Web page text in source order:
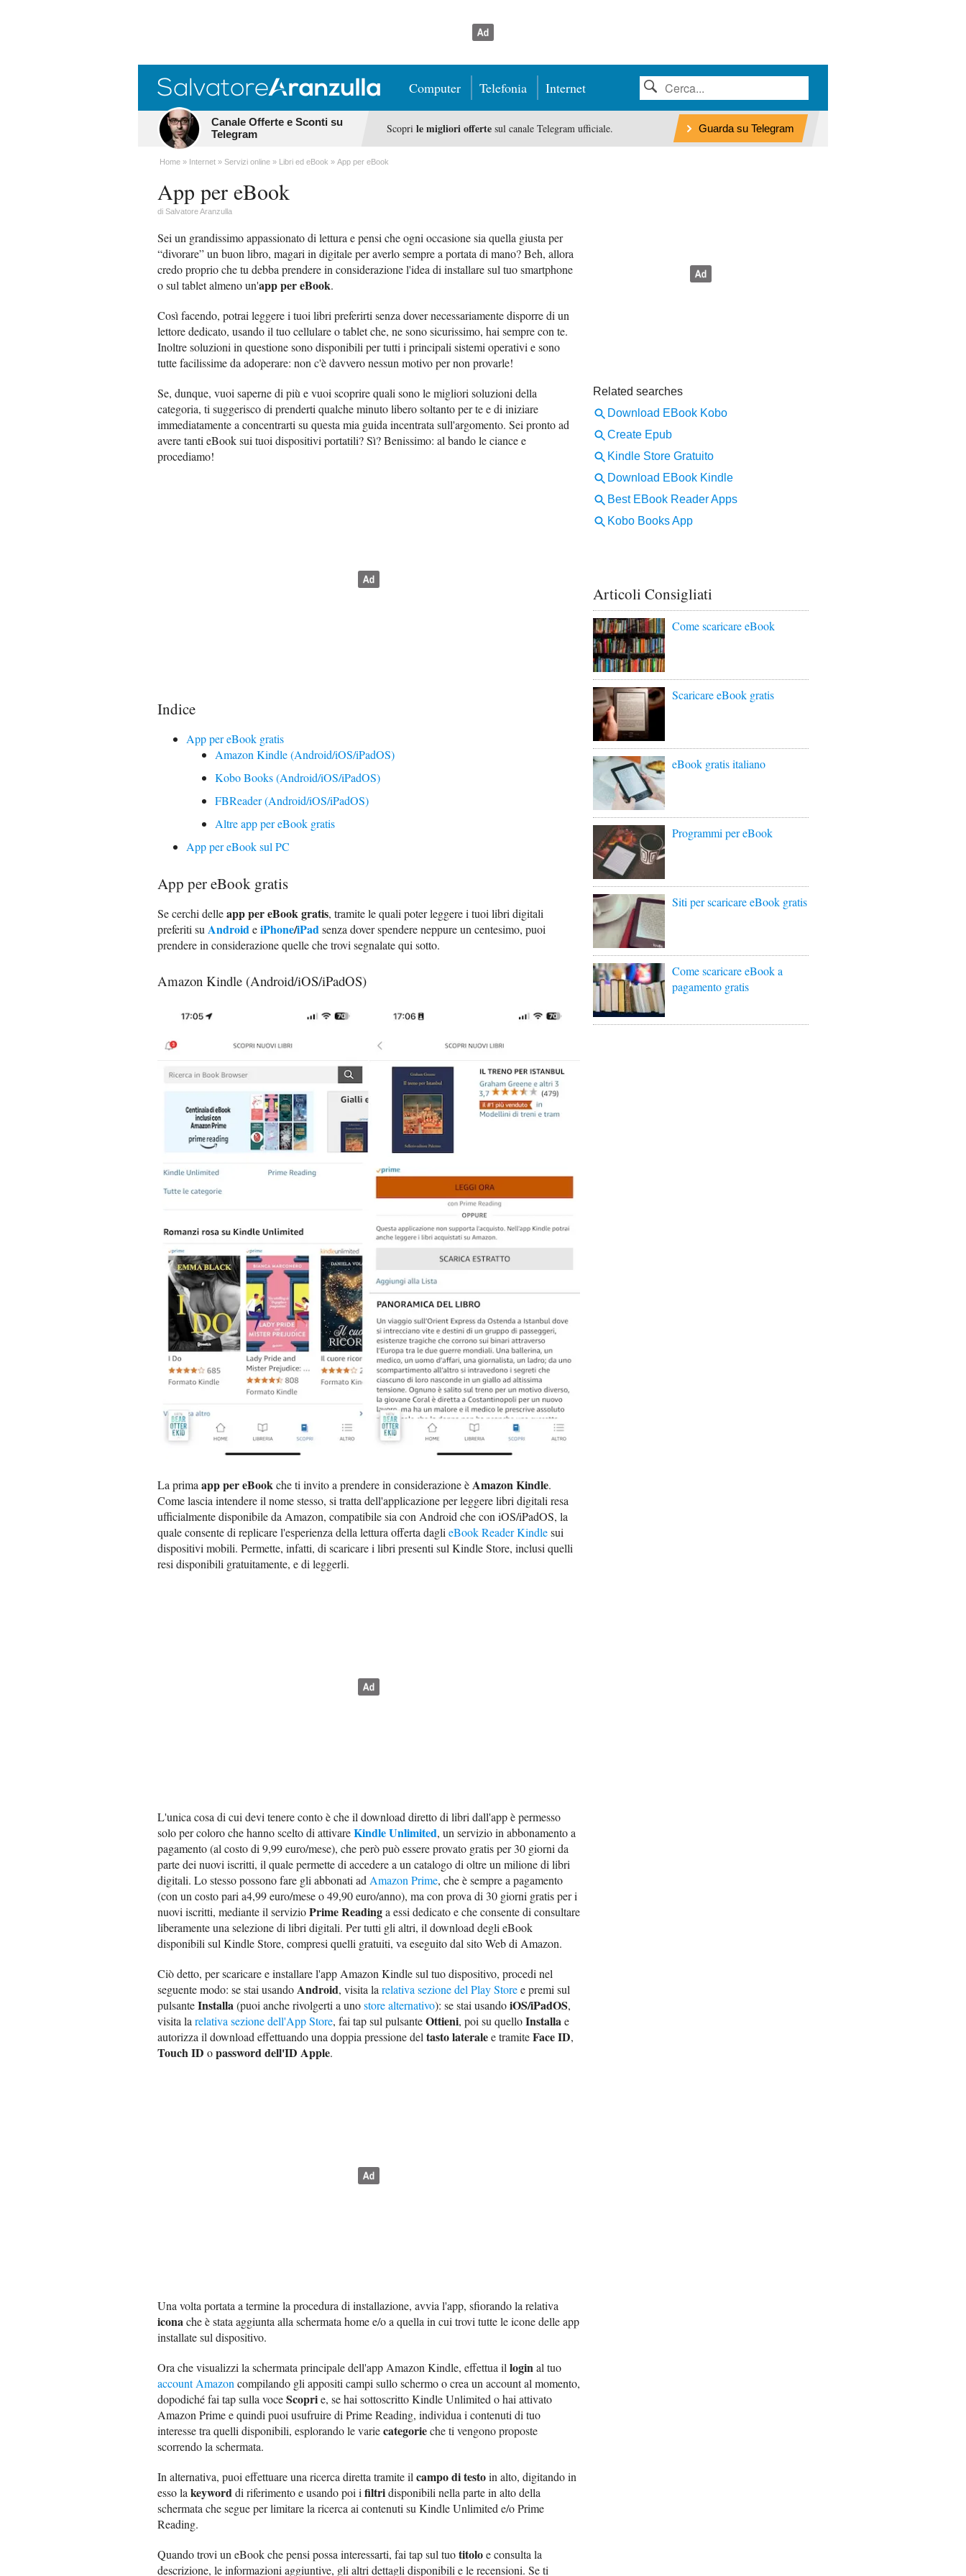
Computer Telefonia Internet
Canale Offerte e Sconti su
Telegram
Scopri le migliori offertesul canale Telegram ufficiale. Guarda su Telegram
Home Internet Servizi online Libri ed eBook App per eBook
App per eBook
di Salvatore Aranzulla
Sei un grandissimo appassionato di lettura e pensi che ogni occasione sia quella giusta per
“divorare” un buon libro, magari in digitale per averlo sempre a portata di mano? Beh, allora
credo proprio che tu debba prendere in considerazione l'idea di installare sul tuo smartphone
o sul tablet almeno un'app per eBook.
Così facendo, potrai leggere i tuoi libri preferirti senza dover necessariamente disporre di un
lettore dedicato, usando il tuo cellulare o tablet che, ne sono sicurissimo, hai sempre con te.
Inoltre soluzioni in questione sono disponibili per tutti i principali sistemi operativi e sono
tutte facilissime da adoperare: non c'è davvero nessun motivo per non provarle!
Se, dunque, vuoi saperne di più e vuoi scoprire quali sono le migliori soluzioni della
categoria, ti suggerisco di prenderti qualche minuto libero soltanto per te e di iniziare
immediatamente a concentrarti su questa mia guida incentrata sull'argomento. Sei pronto ad
avere tanti eBook sui tuoi dispositivi portatili? Sì? Benissimo: al bando le ciance e
procediamo!
Indice
App per eBook gratis
Amazon Kindle (Android/iOS/iPadOS)
Kobo Books (Android/iOS/iPadOS)
FBReader (Android/iOS/iPadOS)
Altre app per eBook gratis
App per eBook sul PC
App per eBook gratis
Se cerchi delleapp per eBook gratis, tramite le quali poter leggere i tuoi libri digitali
preferiti su AndroideiPhone/iPadsenza dover spendere neppure un centesimo, puoi
prendere in considerazione quelle che trovi segnalate qui sotto.
Amazon Kindle (Android/iOS/iPadOS)
La prima app per eBookche ti invito a prendere in considerazione èAmazon Kindle.
Come lascia intendere il nome stesso, si tratta dell'applicazione per leggere libri digitali resa
ufficialmente disponibile da Amazon, compatibile sia con Android che con iOS/iPadOS, la
quale consente di replicare l'esperienza della lettura offerta dagli eBook Reader Kindlesui
dispositivi mobili. Permette, infatti, di scaricare i libri presenti sul Kindle Store, inclusi quelli
resi disponibili gratuitamente, e di leggerli.
L'unica cosa di cui devi tenere conto è che il download diretto di libri dall'app è permesso
solo per coloro che hanno scelto di attivareKindle Unlimited, un servizio in abbonamento a
pagamento (al costo di 9,99 euro/mese), che però può essere provato gratis per 30 giorni da
parte dei nuovi iscritti, il quale permette di accedere a un catalogo di oltre un milione di libri
digitali. Lo stesso possono fare gli abbonati ad Amazon Prime, che è sempre a pagamento
(con un costo pari a4,99 euro/mese o 49,90 euro/anno), ma con prova di 30 giorni gratis per i
nuovi iscritti, mediante il servizioPrime Readinga essi dedicato e che consente di consultare
liberamente una selezione di libri digitali. Per tutti gli altri, il download degli eBook
disponibili sul Kindle Store, compresi quelli gratuiti, va eseguito dal sito Web di Amazon.
Ciò detto, per scaricare e installare l'app Amazon Kindle sul tuo dispositivo, procedi nel
seguente modo: se stai usandoAndroid, visita la relativa sezione del Play Storee premi sul
pulsanteInstalla(puoi anche rivolgerti a unostore alternativo): se stai usandoiOS/iPadOS,
visita la relativa sezione dell'App Store, fai tap sul pulsanteOttieni, poi su quelloInstallae
autorizza il download effettuando una doppia pressione del tasto lateralee tramiteFace ID,
Touch ID opassword dell'ID Apple.
Una volta portata a termine la procedura di installazione, avvia l'app, sfiorando la relativa
iconache è stata aggiunta alla schermata home e/o a quella in cui trovi tutte le icone delle app
installate sul dispositivo.
Ora che visualizzi la schermata principale dell'app Amazon Kindle, effettua il loginal tuo
account Amazon compilando gli appositi campi sullo schermo o crea un account al momento,
dopodiché fai tap sulla voceScoprie, se hai sottoscritto Kindle Unlimited o hai attivato
Amazon Prime e quindi puoi usufruire di Prime Reading, individua i contenuti di tuo
interesse tra quelli disponibili, esplorando le variecategorieche ti vengono proposte
scorrendo la schermata.
In alternativa, puoi effettuare una ricerca diretta tramite il campo di testoin alto, digitando in
esso la keyworddi riferimento e usando poi i filtridisponibili nella parte in alto della
schermata che segue per limitare la ricerca ai contenuti su Kindle Unlimited e/o Prime
Reading.
Quando trovi un eBook che pensi possa interessarti, fai tap sul tuotitoloe consulta la
descrizione, le informazioni aggiuntive, gli altri dettagli disponibili e le recensioni. Se ti
Articoli Consigliati
Come scaricare eBook
Scaricare eBook gratis
eBook gratis italiano
Programmi per eBook
Siti per scaricare eBook gratis
Come scaricare eBook a
pagamento gratis